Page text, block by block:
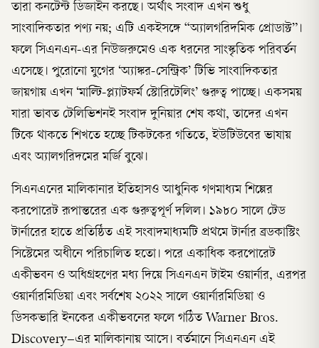
তারা কনটেন্ট ডিজাইন করছে। অর্থাৎ সংবাদ এখন শুধু
সাংবাদিকতার পণ্য নয়; এটি একইসঙ্গে “অ্যালগরিদমিক প্রোডাক্ট”।
ফলে সিএনএন-এর নিউজরুমেও এক ধরনের সাংস্কৃতিক পরিবর্তন
এসেছে। পুরোনো যুগের ‘অ্যাঙ্কর-সেন্ট্রিক’ টিভি সাংবাদিকতার
জায়গায় এখন ‘মাল্টি-প্ল্যাটফর্ম স্টোরিটেলিং’ গুরুত্ব পাচ্ছে। একসময়
যারা ভাবত টেলিভিশনই সংবাদ দুনিয়ার শেষ কথা, তাদের এখন
টিকে থাকতে শিখতে হচ্ছে টিকটকের গতিতে, ইউটিউবের ভাষায়
এবং অ্যালগরিদমের মর্জি বুঝে।
সিএনএনের মালিকানার ইতিহাসও আধুনিক গণমাধ্যম শিল্পের
করপোরেট রূপান্তরের এক গুরুত্বপূর্ণ দলিল। ১৯৮০ সালে টেড
টার্নারের হাতে প্রতিষ্ঠিত এই সংবাদমাধ্যমটি প্রথমে টার্নার ব্রডকাস্টিং
সিস্টেমের অধীনে পরিচালিত হতো। পরে একাধিক করপোরেট
একীভবন ও অধিগ্রহণের মধ্য দিয়ে সিএনএন টাইম ওয়ার্নার, এরপর
ওয়ার্নারমিডিয়া এবং সর্বশেষ ২০২২ সালে ওয়ার্নারমিডিয়া ও
ডিসকভারি ইনকের একীভবনের ফলে গঠিত Warner Bros.
Discovery–এর মালিকানায় আসে। বর্তমানে সিএনএন এই